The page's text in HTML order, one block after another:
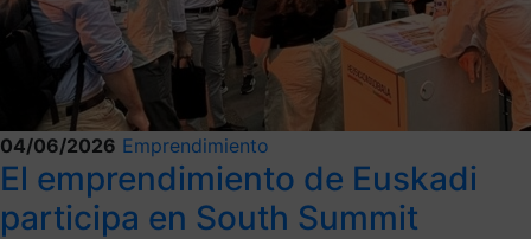
04/06/2026 Emprendimiento
El emprendimiento de Euskadi
participa en South Summit